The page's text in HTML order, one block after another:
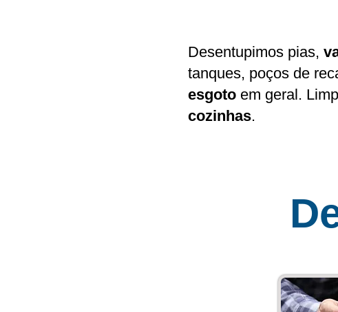
Desentupimos pias,
tanques, poços de
esgoto em geral.
cozinhas.